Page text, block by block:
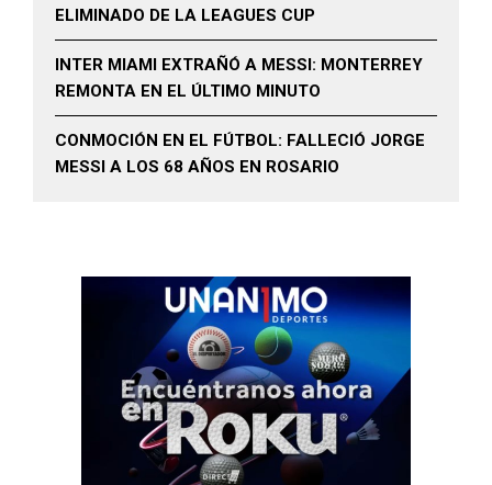
ELIMINADO DE LA LEAGUES CUP
INTER MIAMI EXTRAÑÓ A MESSI: MONTERREY
REMONTA EN EL ÚLTIMO MINUTO
CONMOCIÓN EN EL FÚTBOL: FALLECIÓ JORGE
MESSI A LOS 68 AÑOS EN ROSARIO